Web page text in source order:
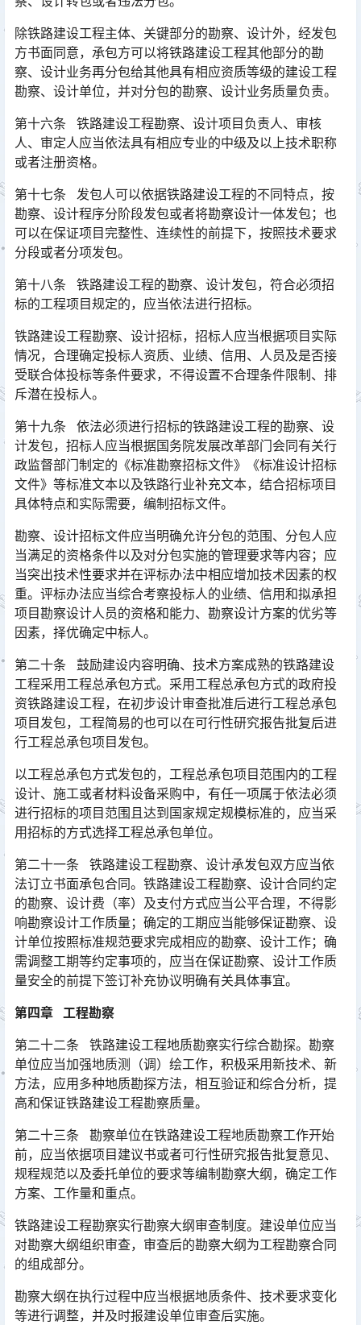
除铁路建设工程主体、关键部分的勘察、设计外，经发包
方书面同意，承包方可以将铁路建设工程其他部分的勘
察、设计业务再分包给其他具有相应资质等级的建设工程
勘察、设计单位，并对分包的勘察、设计业务质量负责。󠅅󠅃󠄵󠅂󠄪󠇖󠆨󠆨󠇕󠆞󠆒󠅬󠇘󠆭󠆘󠇙󠆝󠅵󠇗󠆭󠆁󠄐󠇗󠅹󠅸󠇖󠆍󠅳󠇖󠅹󠅰󠇖󠆌󠅹
第十六条 铁路建设工程勘察、设计项目负责人、审核
人、审定人应当依法具有相应专业的中级及以上技术职称
或者注册资格。
第十七条 发包人可以依据铁路建设工程的不同特点，按
勘察、设计程序分阶段发包或者将勘察设计一体发包；也
可以在保证项目完整性、连续性的前提下，按照技术要求
分段或者分项发包。󠅅󠅃󠄵󠅂󠄪󠇖󠆨󠆨󠇕󠆞󠆒󠅬󠇘󠆭󠆘󠇙󠆝󠅵󠇗󠆭󠆁󠄐󠇗󠅹󠅸󠇖󠆍󠅳󠇖󠅹󠅰󠇖󠆌󠅹
第十八条 铁路建设工程的勘察、设计发包，符合必须招
标的工程项目规定的，应当依法进行招标。
铁路建设工程勘察、设计招标，招标人应当根据项目实际
情况，合理确定投标人资质、业绩、信用、人员及是否接
受联合体投标等条件要求，不得设置不合理条件限制、排
斥潜在投标人。󠅅󠅃󠄵󠅂󠄪󠇖󠆨󠆨󠇕󠆞󠆒󠅬󠇘󠆭󠆘󠇙󠆝󠅵󠇗󠆭󠆁󠄐󠇗󠅹󠅸󠇖󠆍󠅳󠇖󠅹󠅰󠇖󠆌󠅹
第十九条 依法必须进行招标的铁路建设工程的勘察、设
计发包，招标人应当根据国务院发展改革部门会同有关行
政监督部门制定的《标准勘察招标文件》《标准设计招标
文件》等标准文本以及铁路行业补充文本，结合招标项目
具体特点和实际需要，编制招标文件。󠅅󠅃󠄵󠅂󠄪󠇖󠆨󠆨󠇕󠆞󠆒󠅬󠇘󠆭󠆘󠇙󠆝󠅵󠇗󠆭󠆁󠄐󠇗󠅹󠅸󠇖󠆍󠅳󠇖󠅹󠅰󠇖󠆌󠅹
勘察、设计招标文件应当明确允许分包的范围、分包人应
当满足的资格条件以及对分包实施的管理要求等内容；应
当突出技术性要求并在评标办法中相应增加技术因素的权
重。评标办法应当综合考察投标人的业绩、信用和拟承担
项目勘察设计人员的资格和能力、勘察设计方案的优劣等
因素，择优确定中标人。󠅅󠅃󠄵󠅂󠄪󠇖󠆨󠆨󠇕󠆞󠆒󠅬󠇘󠆭󠆘󠇙󠆝󠅵󠇗󠆭󠆁󠄐󠇗󠅹󠅸󠇖󠆍󠅳󠇖󠅹󠅰󠇖󠆌󠅹
第二十条 鼓励建设内容明确、技术方案成熟的铁路建设
工程采用工程总承包方式。采用工程总承包方式的政府投
资铁路建设工程，在初步设计审查批准后进行工程总承包
项目发包，工程简易的也可以在可行性研究报告批复后进
行工程总承包项目发包。󠅅󠅃󠄵󠅂󠄪󠇖󠆨󠆨󠇕󠆞󠆒󠅬󠇘󠆭󠆘󠇙󠆝󠅵󠇗󠆭󠆁󠄐󠇗󠅹󠅸󠇖󠆍󠅳󠇖󠅹󠅰󠇖󠆌󠅹
以工程总承包方式发包的，工程总承包项目范围内的工程
设计、施工或者材料设备采购中，有任一项属于依法必须
进行招标的项目范围且达到国家规定规模标准的，应当采
用招标的方式选择工程总承包单位。󠅅󠅃󠄵󠅂󠄪󠇖󠆨󠆨󠇕󠆞󠆒󠅬󠇘󠆭󠆘󠇙󠆝󠅵󠇗󠆭󠆁󠄐󠇗󠅹󠅸󠇖󠆍󠅳󠇖󠅹󠅰󠇖󠆌󠅹
第二十一条 铁路建设工程勘察、设计承发包双方应当依
法订立书面承包合同。铁路建设工程勘察、设计合同约定
的勘察、设计费（率）及支付方式应当公平合理，不得影
响勘察设计工作质量；确定的工期应当能够保证勘察、设
计单位按照标准规范要求完成相应的勘察、设计工作；确
需调整工期等约定事项的，应当在保证勘察、设计工作质
量安全的前提下签订补充协议明确有关具体事宜。󠅅󠅃󠄵󠅂󠄪󠇖󠆨󠆨󠇕󠆞󠆒󠅬󠇘󠆭󠆘󠇙󠆝󠅵󠇗󠆭󠆁󠄐󠇗󠅹󠅸󠇖󠆍󠅳󠇖󠅹󠅰󠇖󠆌󠅹
第四章 工程勘察
第二十二条 铁路建设工程地质勘察实行综合勘探。勘察
单位应当加强地质测（调）绘工作，积极采用新技术、新
方法，应用多种地质勘探方法，相互验证和综合分析，提
高和保证铁路建设工程勘察质量。󠅅󠅃󠄵󠅂󠄪󠇖󠆨󠆨󠇕󠆞󠆒󠅬󠇘󠆭󠆘󠇙󠆝󠅵󠇗󠆭󠆁󠄐󠇗󠅹󠅸󠇖󠆍󠅳󠇖󠅹󠅰󠇖󠆌󠅹
第二十三条 勘察单位在铁路建设工程地质勘察工作开始
前，应当依据项目建议书或者可行性研究报告批复意见、
规程规范以及委托单位的要求等编制勘察大纲，确定工作
方案、工作量和重点。󠅅󠅃󠄵󠅂󠄪󠇖󠆨󠆨󠇕󠆞󠆒󠅬󠇘󠆭󠆘󠇙󠆝󠅵󠇗󠆭󠆁󠄐󠇗󠅹󠅸󠇖󠆍󠅳󠇖󠅹󠅰󠇖󠆌󠅹
铁路建设工程勘察实行勘察大纲审查制度。建设单位应当
对勘察大纲组织审查，审查后的勘察大纲为工程勘察合同
的组成部分。
勘察大纲在执行过程中应当根据地质条件、技术要求变化
等进行调整，并及时报建设单位审查后实施。